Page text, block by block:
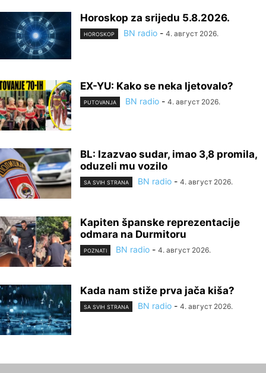
Horoskop za srijedu 5.8.2026.
HOROSKOP BN radio - 4. август 2026.
EX-YU: Kako se neka ljetovalo?
PUTOVANJA BN radio - 4. август 2026.
BL: Izazvao sudar, imao 3,8 promila,
oduzeli mu vozilo
SA SVIH STRANA BN radio - 4. август 2026.
Kapiten španske reprezentacije
odmara na Durmitoru
POZNATI BN radio - 4. август 2026.
Kada nam stiže prva jača kiša?
SA SVIH STRANA BN radio - 4. август 2026.